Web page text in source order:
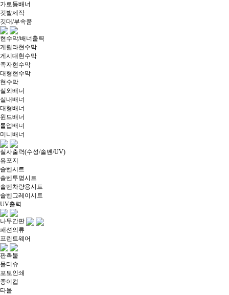
가로등배너
깃발제작
깃대/부속품
현수막/배너출력
게릴라현수막
게시대현수막
족자현수막
대형현수막
현수막
실외배너
실내배너
대형배너
윈드배너
롤업배너
미니배너
실사출력(수성/솔벤/UV)
유포지
솔벤시트
솔벤투명시트
솔벤차량용시트
솔벤그레이시트
UV출력
나무간판
패션의류
프린트웨어
판촉물
물티슈
포토인쇄
종이컵
타올